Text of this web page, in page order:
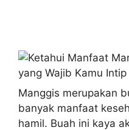
Manggis merupakan
banyak manfaat
hamil. Buah ini kaya